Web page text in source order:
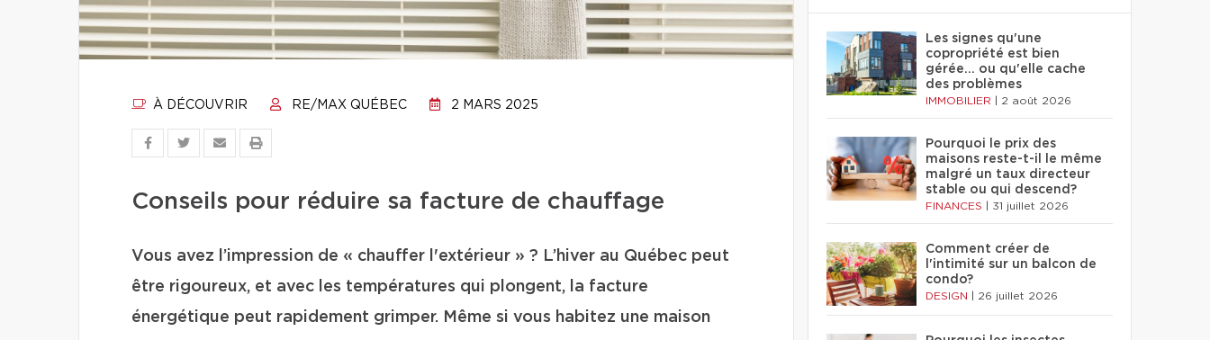
À DÉCOUVRIR RE/MAX QUÉBEC 2 MARS 2025
Conseils pour réduire sa facture de chauffage
Vous avez l’impression de « chauffer l'extérieur » ? L’hiver au Québec peut
être rigoureux, et avec les températures qui plongent, la facture
énergétique peut rapidement grimper. Même si vous habitez une maison
Les signes qu'une
copropriété est bien
gérée… ou qu'elle cache
des problèmes
IMMOBILIER 2 août 2026
Pourquoi le prix des
maisons reste-t-il le même
malgré un taux directeur
stable ou qui descend?
FINANCES 31 juillet 2026
Comment créer de
l'intimité sur un balcon de
condo?
DESIGN 26 juillet 2026